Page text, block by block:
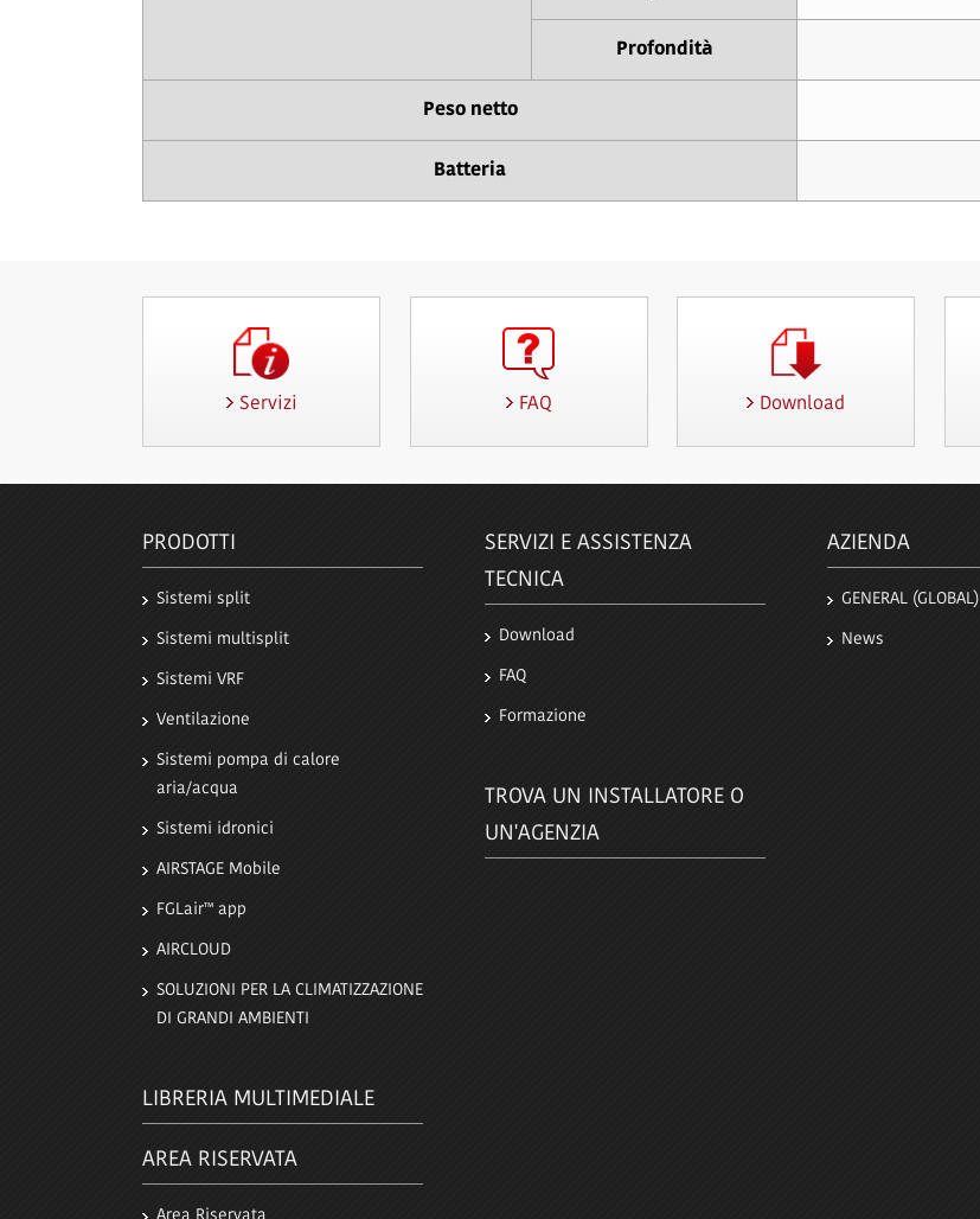
Profondità
Peso netto
Batteria
Servizi FAQ Download
PRODOTTI
Sistemi split
Sistemi multisplit
Sistemi VRF
Ventilazione
Sistemi pompa di calore
aria/acqua
Sistemi idronici
AIRSTAGE Mobile
FGLair™ app
AIRCLOUD
SOLUZIONI PER LA CLIMATIZZAZIONE
DI GRANDI AMBIENTI
LIBRERIA MULTIMEDIALE
AREA RISERVATA
SERVIZI E ASSISTENZA
TECNICA
Download
FAQ
Formazione
TROVA UN INSTALLATORE O
UN'AGENZIA
AZIENDA
GENERAL (GLOBAL)
News